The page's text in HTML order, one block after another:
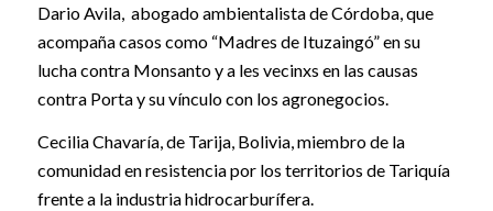
Dario Avila, abogado ambientalista de Córdoba, que
acompaña casos como “Madres de Ituzaingó” en su
lucha contra Monsanto y a les vecinxs en las causas
contra Porta y su vínculo con los agronegocios.
Cecilia Chavaría, de Tarija, Bolivia, miembro de la
comunidad en resistencia por los territorios de Tariquía
frente a la industria hidrocarburífera.